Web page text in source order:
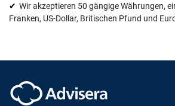
Wir akzeptieren 50 gängige Währungen,
Franken, US-Dollar, Britischen Pfund und